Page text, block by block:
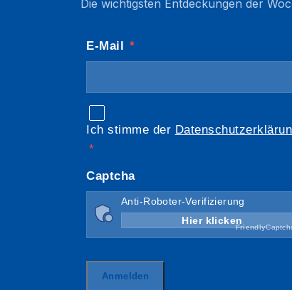
Die wichtigsten Entdeckungen der